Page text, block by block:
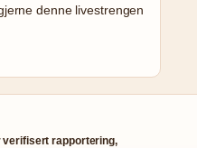
denne livestrengen
verifisert rapportering,